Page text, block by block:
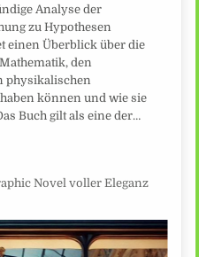
Analyse der
zu Hypothesen
einen Überblick über die
den
physikalischen
können und wie sie
Buch gilt als eine der…
Novel voller Eleganz